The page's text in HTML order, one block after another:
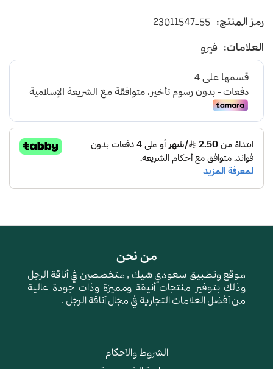
R-49
رمز المنتج: 23011547-55
العلامات: فيرو
من نحن
موقع وتطبيق سعودي شيك , متخصصين في أناقة الرجل
وذلك بتوفير منتجات أنيقة ومميزة وذات جودة عالية
من أفضل العلامات التجارية في مجال أناقة الرجل .
الشروط والأحكام